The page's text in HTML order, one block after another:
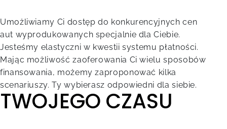
Umożliwiamy Ci dostęp do konkurencyjnych cen
aut wyprodukowanych specjalnie dla Ciebie.
Jesteśmy elastyczni w kwestii systemu płatności.
Mając możliwość zaoferowania Ci wielu sposobów
finansowania, możemy zaproponować kilka
scenariuszy. Ty wybierasz odpowiedni dla siebie.
TWOJEGO CZASU